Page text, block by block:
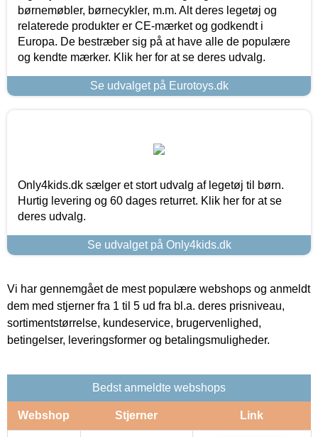
børnemøbler, børnecykler, m.m. Alt deres legetøj og
relaterede produkter er CE-mærket og godkendt i
Europa. De bestræber sig på at have alle de populære
og kendte mærker. Klik her for at se deres udvalg.
Se udvalget på Eurotoys.dk
Only4kids.dk sælger et stort udvalg af legetøj til børn.
Hurtig levering og 60 dages returret. Klik her for at se
deres udvalg.
Se udvalget på Only4kids.dk
Vi har gennemgået de mest populære webshops og anmeldt
dem med stjerner fra 1 til 5 ud fra bl.a. deres prisniveau,
sortimentstørrelse, kundeservice, brugervenlighed,
betingelser, leveringsformer og betalingsmuligheder.
Bedst anmeldte webshops
Webshop Stjerner Link